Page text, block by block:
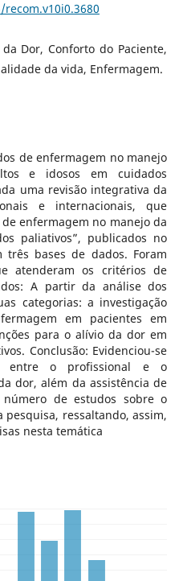
Dor, Conforto do Paciente,
da vida, Enfermagem.
de enfermagem no manejo
e idosos em cuidados
uma revisão integrativa da
e internacionais, que
enfermagem no manejo da
paliativos”, publicados no
bases de dados. Foram
atenderam os critérios de
A partir da análise dos
categorias: a investigação
em pacientes em
para o alívio da dor em
Conclusão: Evidenciou-se
entre o profissional e o
dor, além da assistência de
de estudos sobre o
ressaltando, assim,
nesta temática